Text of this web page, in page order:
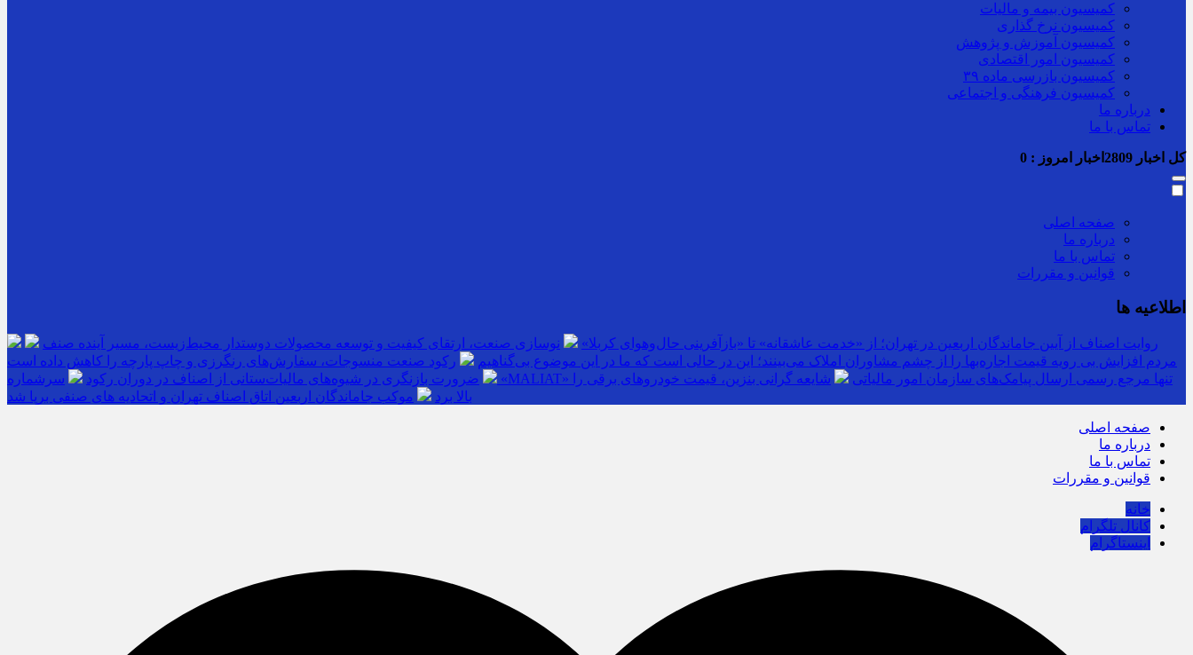
کمیسیون بیمه و مالیات
کمیسیون نرخ گذاری
کمیسیون آموزش و پژوهش
کمیسیون امور اقتصادی
کمیسیون بازرسی ماده ۳۹
کمیسیون فرهنگی و اجتماعی
درباره ما
تماس با ما
کل اخبار اخبار امروز : 0
صفحه اصلی
درباره ما
تماس با ما
قوانین و مقررات
اطلاعیه ها
روایت اصناف از آیین جاماندگان اربعین در تهران؛ از «خدمت عاشقانه» تا «بازآفرینی حال‌وهوای کربلا»
نوسازی صنعت، ارتقای کیفیت و توسعه محصولات دوستدار محیط‌زیست، مسیر آینده صنف
مردم افزایش بی رویه قیمت اجاره‌بها را از چشم مشاوران املاک می‌بینند؛ این در حالی است که ما در این موضوع بی‌گناهیم
رکود صنعت منسوجات، سفارش‌های رنگرزی و چاپ پارچه را کاهش داده است
ضرورت بازنگری در شیوه‌های مالیات‌ستانی از اصناف در دوران رکود
سرشماره «MALIAT» تنها مرجع رسمی ارسال پیامک‌های سازمان امور مالیاتی
شایعه گرانی بنزین، قیمت خودروهای برقی را
بالا برد
موکب جاماندگان اربعین اتاق اصناف تهران و اتحادیه های صنفی برپا شد
صفحه اصلی
درباره ما
تماس با ما
قوانین و مقررات
خانه
کانال تلگرام
اینستاگرام